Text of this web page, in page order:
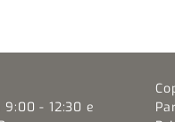
- 12:30 e